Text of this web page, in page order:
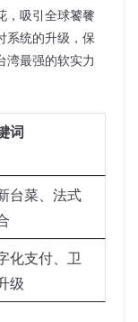
，吸引全球饕餮
系统的升级，保
湾最强的软实力
词
台菜、法式
化支付、卫
级